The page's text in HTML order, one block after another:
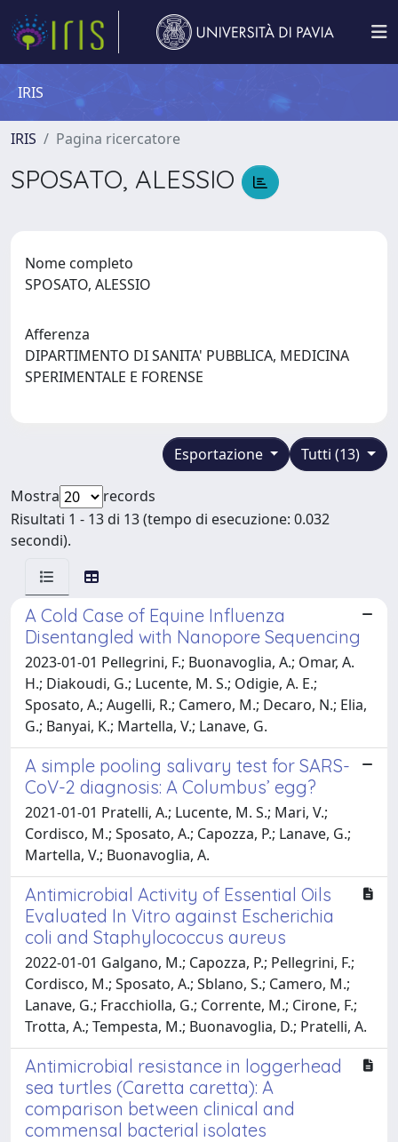
IRIS
IRIS Pagina ricercatore
SPOSATO, ALESSIO
Nome completo
SPOSATO, ALESSIO
Afferenza
DIPARTIMENTO DI SANITA' PUBBLICA, MEDICINA
SPERIMENTALE E FORENSE
Tutti (13)
Esportazione
Mostra
records
Risultati 1 - 13 di 13 (tempo di esecuzione: 0.032
secondi).
A Cold Case of Equine Influenza
Disentangled with Nanopore Sequencing
2023-01-01 Pellegrini, F.; Buonavoglia, A.; Omar, A.
H.; Diakoudi, G.; Lucente, M. S.; Odigie, A. E.;
Sposato, A.; Augelli, R.; Camero, M.; Decaro, N.; Elia,
G.; Banyai, K.; Martella, V.; Lanave, G.
A simple pooling salivary test for SARS-
CoV-2 diagnosis: A Columbus’ egg?
2021-01-01 Pratelli, A.; Lucente, M. S.; Mari, V.;
Cordisco, M.; Sposato, A.; Capozza, P.; Lanave, G.;
Martella, V.; Buonavoglia, A.
Antimicrobial Activity of Essential Oils
Evaluated In Vitro against Escherichia
coli and Staphylococcus aureus
2022-01-01 Galgano, M.; Capozza, P.; Pellegrini, F.;
Cordisco, M.; Sposato, A.; Sblano, S.; Camero, M.;
Lanave, G.; Fracchiolla, G.; Corrente, M.; Cirone, F.;
Trotta, A.; Tempesta, M.; Buonavoglia, D.; Pratelli, A.
Antimicrobial resistance in loggerhead
sea turtles (Caretta caretta): A
comparison between clinical and
commensal bacterial isolates